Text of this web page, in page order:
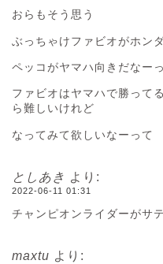
おらもそう思う
ぶっちゃけファビオがホン
ペッコがヤマハ向きだなー
ファビオはヤマハで勝って
ら難しいけれど
なってみて欲しいなーって
としあき より:
2022-06-11 01:31
チャンピオンライダーがサ
maxtu より: